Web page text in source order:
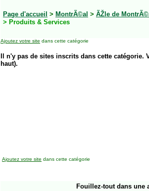
Page d'accueil > MontrÃ©al > ÃŽle de
> Produits & Services
Ajoutez votre site dans cette catégorie
Il n'y pas de sites inscrits dans cette
haut).
Ajoutez votre site dans cette catégorie
Fouillez-tout dans une